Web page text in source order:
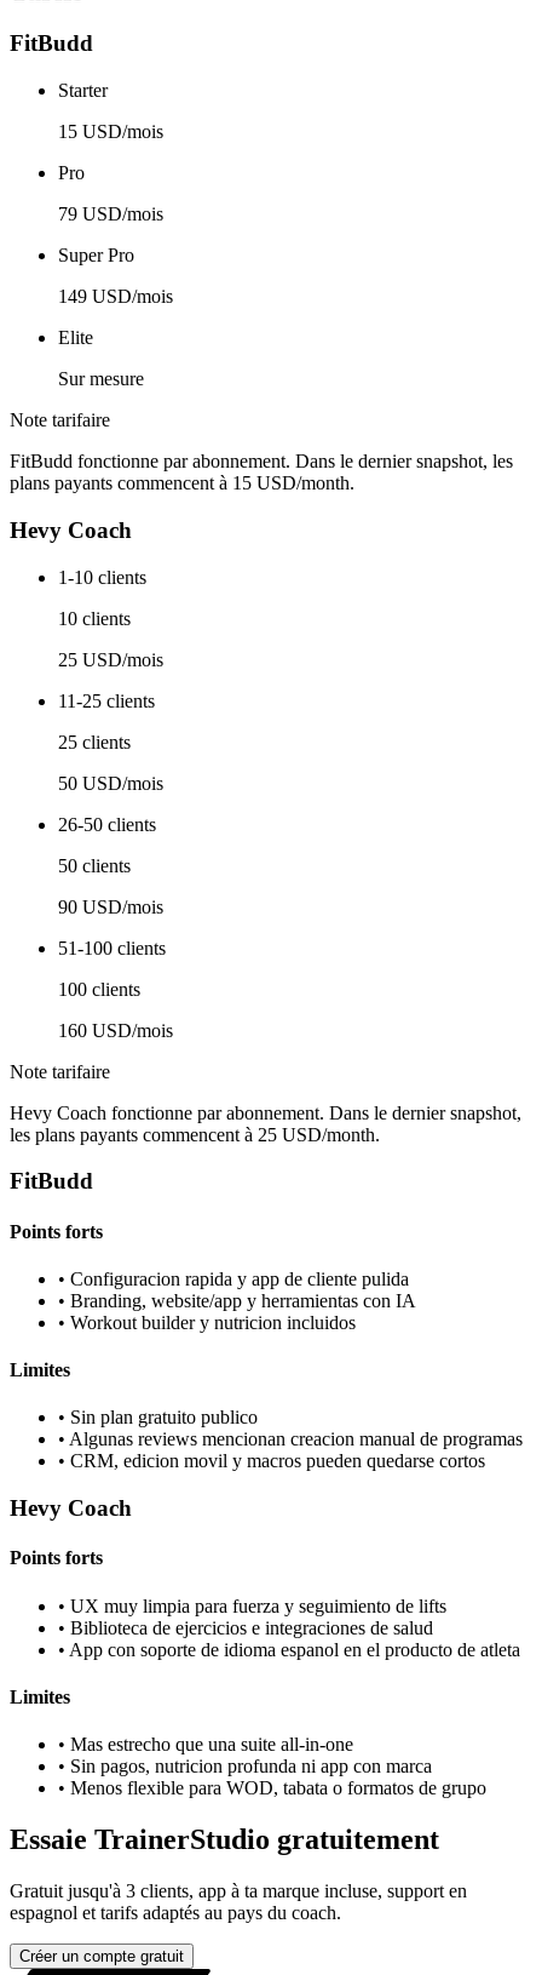
FitBudd
Starter
15 USD/mois
Pro
79 USD/mois
Super Pro
149 USD/mois
Elite
Sur mesure
Note tarifaire
FitBudd fonctionne par abonnement. Dans le dernier snapshot, les
plans payants commencent à 15 USD/month.
Hevy Coach
1-10 clients
10 clients
25 USD/mois
11-25 clients
25 clients
50 USD/mois
26-50 clients
50 clients
90 USD/mois
51-100 clients
100 clients
160 USD/mois
Note tarifaire
Hevy Coach fonctionne par abonnement. Dans le dernier snapshot,
les plans payants commencent à 25 USD/month.
FitBudd
Points forts
• Configuracion rapida y app de cliente pulida
• Branding, website/app y herramientas con IA
• Workout builder y nutricion incluidos
Limites
• Sin plan gratuito publico
• Algunas reviews mencionan creacion manual de programas
• CRM, edicion movil y macros pueden quedarse cortos
Hevy Coach
Points forts
• UX muy limpia para fuerza y seguimiento de lifts
• Biblioteca de ejercicios e integraciones de salud
• App con soporte de idioma espanol en el producto de atleta
Limites
• Mas estrecho que una suite all-in-one
• Sin pagos, nutricion profunda ni app con marca
• Menos flexible para WOD, tabata o formatos de grupo
Essaie TrainerStudio gratuitement
Gratuit jusqu'à 3 clients, app à ta marque incluse, support en
espagnol et tarifs adaptés au pays du coach.
Créer un compte gratuit